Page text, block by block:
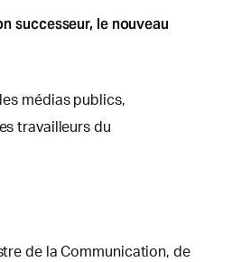
successeur, le nouveau
médias publics,
travailleurs du
de la Communication, de